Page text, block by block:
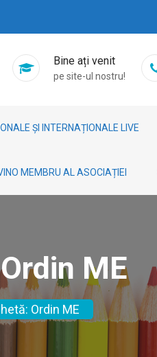
Bine ați venit
pe site-ul nostru!
ȘI INTERNAȚIONALE LIVE
MEMBRU AL ASOCIAȚIEI
Ordin ME
Ordin ME